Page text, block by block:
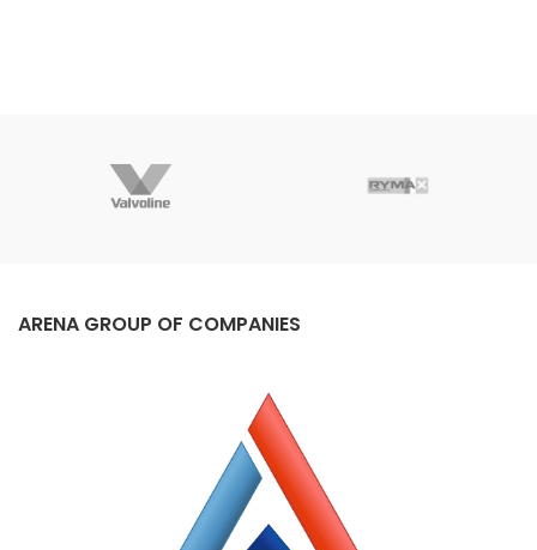
ARENA GROUP OF COMPANIES